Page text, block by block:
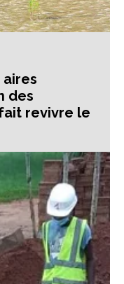
des
revivre le